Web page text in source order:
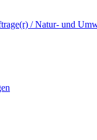
/ Natur- und